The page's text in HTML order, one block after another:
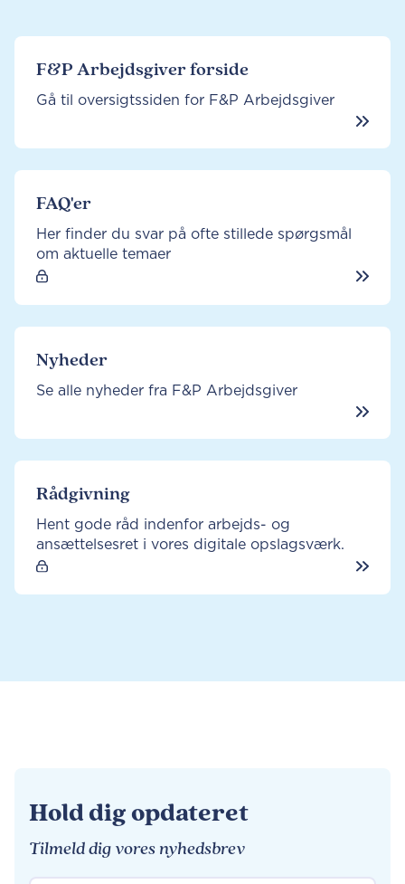
F&P Arbejdsgiver forside
Gå til oversigtssiden for F&P Arbejdsgiver
FAQ'er
Her finder du svar på ofte stillede spørgsmål
om aktuelle temaer
Nyheder
Se alle nyheder fra F&P Arbejdsgiver
Rådgivning
Hent gode råd indenfor arbejds- og
ansættelsesret i vores digitale opslagsværk.
Hold dig opdateret
Tilmeld dig vores nyhedsbrev